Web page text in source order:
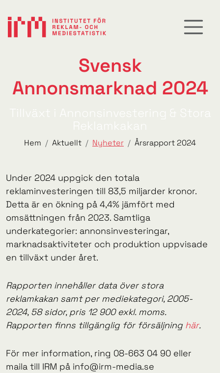
Svensk
Annonsmarknad 2024
Hem Aktuellt Nyheter Årsrapport 2024
Under 2024 uppgick den totala
reklaminvesteringen till 83,5 miljarder kronor.
Detta är en ökning på 4,4% jämfört med
omsättningen från 2023. Samtliga
underkategorier: annonsinvesteringar,
marknadsaktiviteter och produktion uppvisade
en tillväxt under året.
Rapporten innehåller data över stora
reklamkakan samt per mediekategori, 2005-
2024, 58 sidor, pris 12 900 exkl. moms.
Rapporten finns tillgänglig för försäljning här.
För mer information, ring 08-663 04 90 eller
maila till IRM på info@irm-media.se